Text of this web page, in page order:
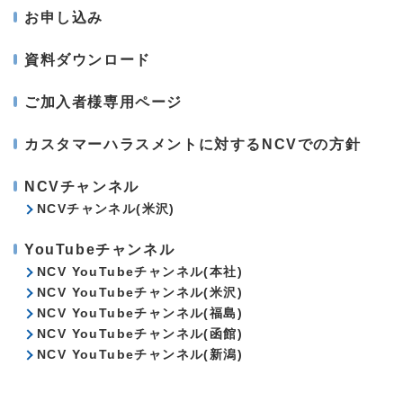
お申し込み
資料ダウンロード
ご加入者様専用ページ
カスタマーハラスメントに対するNCVでの方針
NCVチャンネル
NCVチャンネル(米沢)
YouTubeチャンネル
NCV YouTubeチャンネル(本社)
NCV YouTubeチャンネル(米沢)
NCV YouTubeチャンネル(福島)
NCV YouTubeチャンネル(函館)
NCV YouTubeチャンネル(新潟)